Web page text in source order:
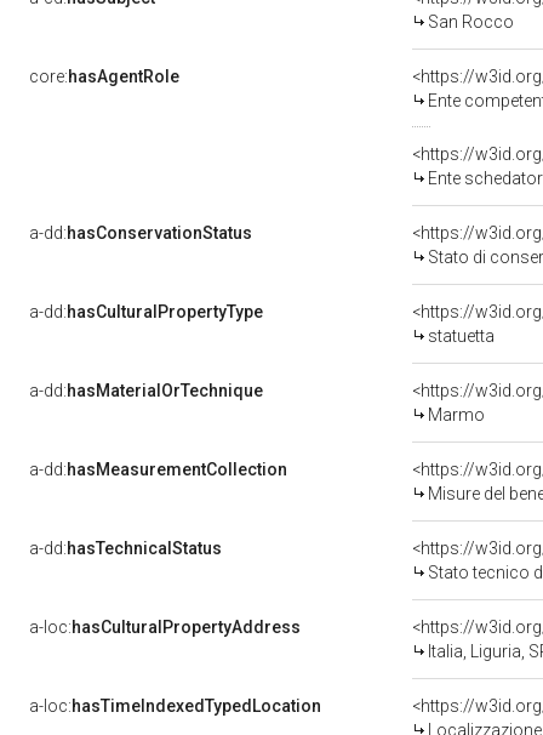
San Rocco
core:hasAgentRole
<https://
Ente competente per
<https://
Ente schedatore
a-dd:hasConservationStatus
<https://
Stato di
a-dd:hasCulturalPropertyType
<https://
statuetta
a-dd:hasMaterialOrTechnique
<https://
Marmo
a-dd:hasMeasurementCollection
<https://
Misure del
a-dd:hasTechnicalStatus
<https://
Stato tecnico
a-loc:hasCulturalPropertyAddress
<https://
Italia, Liguria,
a-loc:hasTimeIndexedTypedLocation
<https://